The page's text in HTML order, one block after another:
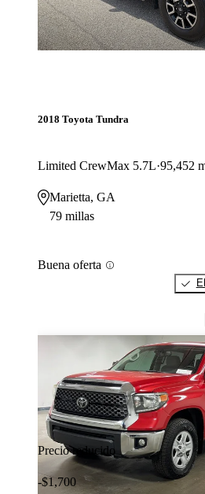
2018 Toyota Tundra
Limited CrewMax 5.7L 95,452
Marietta, GA
79 millas
Buena oferta
Precio reducido
-$1,700